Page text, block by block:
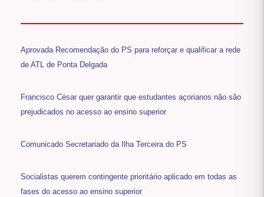
Aprovada Recomendação do PS para reforçar e qualificar a rede
de ATL de Ponta Delgada
Francisco César quer garantir que estudantes açorianos não são
prejudicados no acesso ao ensino superior
Comunicado Secretariado da Ilha Terceira do PS
Socialistas querem contingente prioritário aplicado em todas as
fases do acesso ao ensino superior